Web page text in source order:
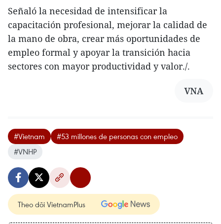
Señaló la necesidad de intensificar la
capacitación profesional, mejorar la calidad de
la mano de obra, crear más oportunidades de
empleo formal y apoyar la transición hacia
sectores con mayor productividad y valor./.
VNA
#Vietnam
#53 millones de personas con empleo
#VNHP
Theo dõi VietnamPlus